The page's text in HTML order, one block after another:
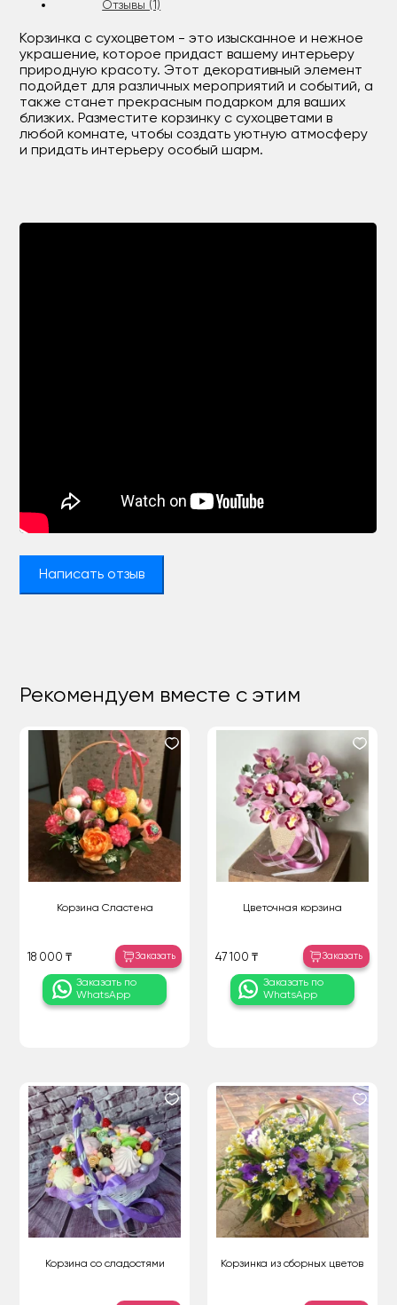
Отзывы (1)
Корзинка с сухоцветом - это изысканное и нежное
украшение, которое придаст вашему интерьеру
природную красоту. Этот декоративный элемент
подойдет для различных мероприятий и событий, а
также станет прекрасным подарком для ваших
близких. Разместите корзинку с сухоцветами в
любой комнате, чтобы создать уютную атмосферу
и придать интерьеру особый шарм.
Написать отзыв
Рекомендуем вместе с этим
Корзина Сластена
18 000 ₸ Заказать
Заказать по
WhatsApp
Цветочная корзина
47 100 ₸ Заказать
Заказать по
WhatsApp
Корзина со сладостями Корзинка из сборных цветов